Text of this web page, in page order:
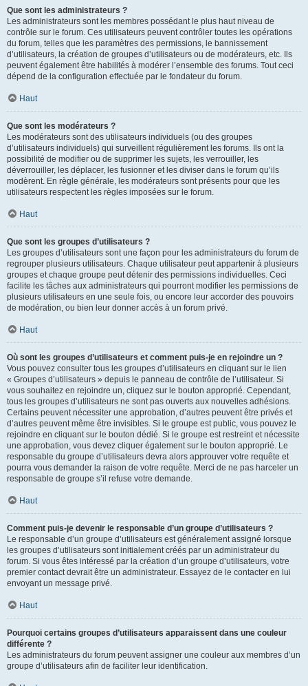
Que sont les administrateurs ?
Les administrateurs sont les membres possédant le plus haut niveau de
contrôle sur le forum. Ces utilisateurs peuvent contrôler toutes les opérations
du forum, telles que les paramètres des permissions, le bannissement
d’utilisateurs, la création de groupes d’utilisateurs ou de modérateurs, etc. Ils
peuvent également être habilités à modérer l’ensemble des forums. Tout ceci
dépend de la configuration effectuée par le fondateur du forum.
Haut
Que sont les modérateurs ?
Les modérateurs sont des utilisateurs individuels (ou des groupes
d’utilisateurs individuels) qui surveillent régulièrement les forums. Ils ont la
possibilité de modifier ou de supprimer les sujets, les verrouiller, les
déverrouiller, les déplacer, les fusionner et les diviser dans le forum qu’ils
modèrent. En règle générale, les modérateurs sont présents pour que les
utilisateurs respectent les règles imposées sur le forum.
Haut
Que sont les groupes d’utilisateurs ?
Les groupes d’utilisateurs sont une façon pour les administrateurs du forum de
regrouper plusieurs utilisateurs. Chaque utilisateur peut appartenir à plusieurs
groupes et chaque groupe peut détenir des permissions individuelles. Ceci
facilite les tâches aux administrateurs qui pourront modifier les permissions de
plusieurs utilisateurs en une seule fois, ou encore leur accorder des pouvoirs
de modération, ou bien leur donner accès à un forum privé.
Haut
Où sont les groupes d’utilisateurs et comment puis-je en rejoindre un ?
Vous pouvez consulter tous les groupes d’utilisateurs en cliquant sur le lien
« Groupes d’utilisateurs » depuis le panneau de contrôle de l’utilisateur. Si
vous souhaitez en rejoindre un, cliquez sur le bouton approprié. Cependant,
tous les groupes d’utilisateurs ne sont pas ouverts aux nouvelles adhésions.
Certains peuvent nécessiter une approbation, d’autres peuvent être privés et
d’autres peuvent même être invisibles. Si le groupe est public, vous pouvez le
rejoindre en cliquant sur le bouton dédié. Si le groupe est restreint et nécessite
une approbation, vous devez cliquer également sur le bouton approprié. Le
responsable du groupe d’utilisateurs devra alors approuver votre requête et
pourra vous demander la raison de votre requête. Merci de ne pas harceler un
responsable de groupe s’il refuse votre demande.
Haut
Comment puis-je devenir le responsable d’un groupe d’utilisateurs ?
Le responsable d’un groupe d’utilisateurs est généralement assigné lorsque
les groupes d’utilisateurs sont initialement créés par un administrateur du
forum. Si vous êtes intéressé par la création d’un groupe d’utilisateurs, votre
premier contact devrait être un administrateur. Essayez de le contacter en lui
envoyant un message privé.
Haut
Pourquoi certains groupes d’utilisateurs apparaissent dans une couleur
différente ?
Les administrateurs du forum peuvent assigner une couleur aux membres d’un
groupe d’utilisateurs afin de faciliter leur identification.